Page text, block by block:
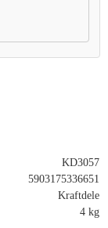
KD3057
5903175336651
Kraftdele
4 kg